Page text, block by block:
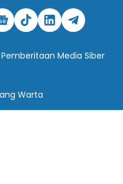
Media Siber
Warta